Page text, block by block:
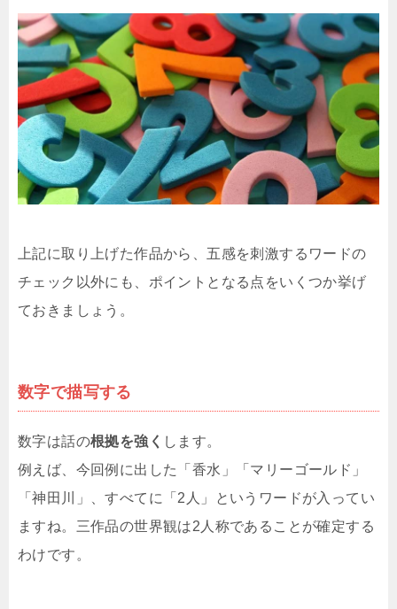
上記に取り上げた作品から、五感を刺激するワードの
チェック以外にも、ポイントとなる点をいくつか挙げ
ておきましょう。
数字で描写する
数字は話の根拠を強く します。
例えば、今回例に出した「香水」「マリーゴールド」
「神田川」、すべてに「2人」というワードが入ってい
ますね。三作品の世界観は2人称であることが確定する
わけです。